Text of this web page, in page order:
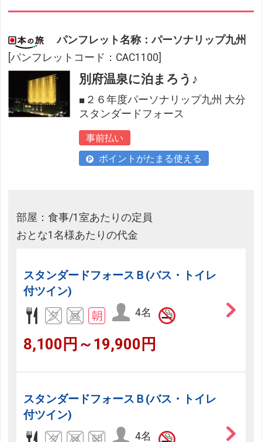
パンフレット名称：パーソナリップ九州
[パンフレットコード：CAC1100]
別府温泉に泊まろう♪
■２６年度パーソナリップ九州 大分
スタンダードフォース
事前払い
ポイントがたまる使える
部屋：食事/1室あたりの定員
おとな1名様あたりの代金
スタンダードフォースＢ(バス・トイレ
付ツイン)
4名
8,100円～19,900円
スタンダードフォースＢ(バス・トイレ
付ツイン)
4名